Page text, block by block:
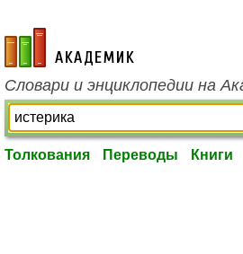
academic.ru
Словари и энциклопедии на
Толкования Переводы Книги